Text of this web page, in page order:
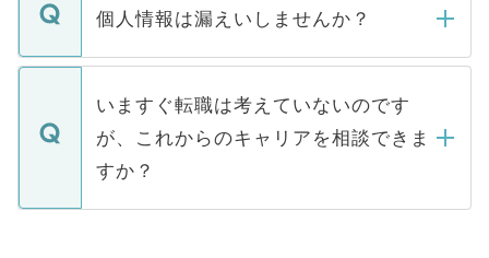
■応募殺到を避けるため 人気のある医療機
関を公にしてしまうと、応募が殺到する場
に、医療機関が求める条件に合った人材の
みを人材紹介会社に依頼するケースが増え
ています。
ん。また、仮に応募先から内定をいただい
定を承諾する必要はありません。内定先へ
の辞退の連絡はキャリアパートナーが行い
個人情報は漏えいしませんか？
個人情報が漏えいすることはありませんの
で、ご安心ください。当サイトからの登録
などで収集したご登録者様の個人情報は、
ご本人のキャリアアップおよび転職活動の
支援を目的に使用いたします。お預かりし
ているすべての個人データはご本人の許可
いますぐ転職は考えていないのです
が、これからのキャリアを相談できま
すか？